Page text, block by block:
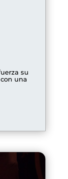
su
una